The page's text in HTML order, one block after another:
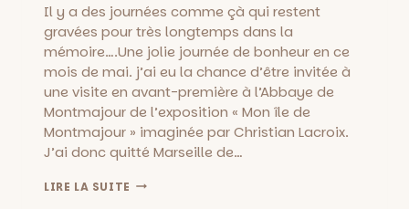
Il y a des journées comme çà qui restent
gravées pour très longtemps dans la
mémoire….Une jolie journée de bonheur en ce
mois de mai. j’ai eu la chance d’être invitée à
une visite en avant-première à l’Abbaye de
Montmajour de l’exposition « Mon île de
Montmajour » imaginée par Christian Lacroix.
J’ai donc quitté Marseille de…
LIRE LA SUITE EN